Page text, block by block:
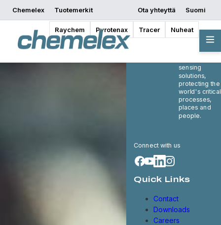
Chemelex Tuotemerkit
Raychem Pyrotenax Tracer Nuheat
Ota yhteyttä Suomi
Chemelex is a
global leader
in electric
sensing
solutions,
protecting the
world's critical
processes,
places and
people.
Connect with us
Quick Links
Contact
Downloads
Careers